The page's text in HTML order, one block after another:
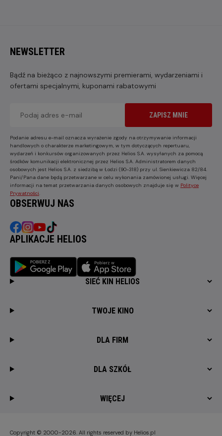
NEWSLETTER
Bądź na bieżąco z najnowszymi premierami, wydarzeniami i
ofertami specjalnymi, kuponami rabatowymi
ZAPISZ MNIE
Podanie adresu e-mail oznacza wyrażenie zgody na otrzymywanie informacji
handlowych o charakterze marketingowym, w tym dotyczących repertuaru,
wydarzeń i konkursów organizowanych przez Helios S.A. wysyłanych za pomocą
środków komunikacji elektronicznej przez Helios S.A. Administratorem danych
osobowych jest Helios S.A. z siedzibą w Łodzi (90-318) przy ul. Sienkiewicza 82/84.
Pani/Pana dane będą przetwarzane w celu wykonania zamówionej usługi. Więcej
informacji na temat przetwarzania danych osobowych znajduje się w Polityce
Prywatności
OBSERWUJ NAS
APLIKACJE HELIOS
SIEĆ KIN HELIOS
TWOJE KINO
DLA FIRM
DLA SZKÓŁ
WIĘCEJ
Copyright © 2000-2026. All rights reserved by Helios.pl